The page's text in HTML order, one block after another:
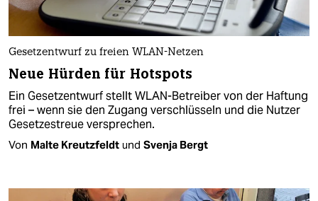
Gesetzentwurf zu freien WLAN-Netzen
Neue Hürden für Hotspots
Ein Gesetzentwurf stellt WLAN-Betreiber von der Haftung
frei – wenn sie den Zugang verschlüsseln und die Nutzer
Gesetzestreue versprechen.
Von Malte Kreutzfeldt und Svenja Bergt